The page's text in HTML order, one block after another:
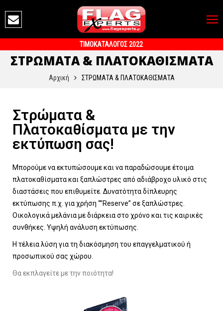
ΤΙΜΟΚΑΤΑΛΟΓΟΣ 2022
ΣΤΡΩΜΑΤΑ & ΠΛΑΤΟΚΑΘΙΣΜΑΤΑ
Αρχική ΣΤΡΩΜΑΤΑ & ΠΛΑΤΟΚΑΘΙΣΜΑΤΑ
Στρώματα &
Πλατοκαθίσματα με την
εκτύπωση σας!
Μπορούμε να εκτυπώσουμε και να παραδώσουμε έτοιμα
πλατοκαθίσματα και ξαπλώστρες από αδιάβροχο υλικό στις
διαστάσεις που επιθυμείτε. Δυνατότητα δίπλευρης
εκτύπωσης π.χ. για χρήση “”Reserve” σε ξαπλώστρες.
Οικολογικά μελάνια με διάρκεια στο χρόνο και τις καιρικές
συνθήκες. Υψηλή ανάλυση εκτύπωσης.
Η τέλεια λύση για τη διακόσμηση του επαγγελματικού ή
προσωπικού σας χώρου.
Θα εκπλαγείτε με την ποιότητα!